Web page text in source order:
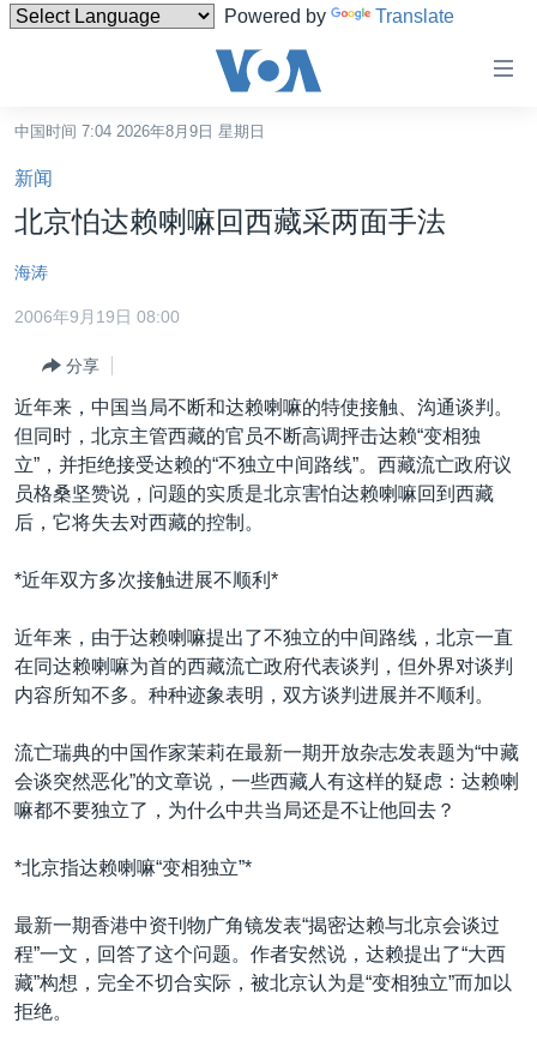
Powered by Translate
碍
链
接
跳
转
内
转
到
导
跳
到
索
台湾
港澳
国际
最新国际新闻
印太
中东
非洲
美洲
全球议题
分类新闻
经济·金融·贸易
人权·法律·宗教
军事
劳工
环境
美中关系
热点专题
国会报道
美中关系
美国建国250周年
美国之音专访
重要讲话与声明
关注西藏
关注新疆
GEN Z 看美国
VOA今日焦点
中文广播
关注我们
其他语言网站
中国时间 7:04 2026年8月9日 星期日
新闻
北京怕达赖喇嘛回西藏采两面手法
海涛
2006年9月19日 08:00
分享
近年来，中国当局不断和达赖喇嘛的特使接触、沟通谈判。
但同时，北京主管西藏的官员不断高调抨击达赖“变相独
立”，并拒绝接受达赖的“不独立中间路线”。西藏流亡政府议
员格桑坚赞说，问题的实质是北京害怕达赖喇嘛回到西藏
后，它将失去对西藏的控制。
*近年双方多次接触进展不顺利*
近年来，由于达赖喇嘛提出了不独立的中间路线，北京一直
在同达赖喇嘛为首的西藏流亡政府代表谈判，但外界对谈判
内容所知不多。种种迹象表明，双方谈判进展并不顺利。
流亡瑞典的中国作家茉莉在最新一期开放杂志发表题为“中藏
会谈突然恶化”的文章说，一些西藏人有这样的疑虑：达赖喇
嘛都不要独立了，为什么中共当局还是不让他回去？
*北京指达赖喇嘛“变相独立”*
最新一期香港中资刊物广角镜发表“揭密达赖与北京会谈过
程”一文，回答了这个问题。作者安然说，达赖提出了“大西
藏”构想，完全不切合实际，被北京认为是“变相独立”而加以
拒绝。